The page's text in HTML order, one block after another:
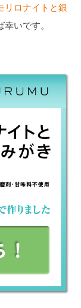
リロナイトと銀
いです。